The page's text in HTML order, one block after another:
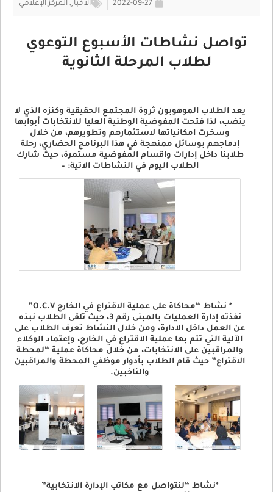
2022-09-27 الأخبار, المركز الإعلامي
تواصل نشاطات الأسبوع التوعوي
لطلاب المرحلة الثانوية
يعد الطلاب الموهوبون ثروة المجتمع الحقيقية وكنزه الذي لا
ينضب، لذا فتحت المفوضية الوطنية العليا للانتخابات أبوابها
وسخرت امكانياتها لاستثمارهم وتطويرهم، من خلال
إدماجهم بوسائل ممنهجة في هذا البرنامج الحضاري، رحلة
طلابنا داخل إدارات واقسام المفوضية مستمرة، حيث شارك
الطلاب اليوم في النشاطات الاتية: –
* نشاط “محاكاة على عملية الاقتراع في الخارج O.C.V”
نفذته إدارة العمليات بالمبنى رقم 3، حيث تلقى الطلاب نبذه
عن العمل داخل الادارة، ومن خلال النشاط تعرف الطلاب على
الآلية التي تتم بها عملية الاقتراع في الخارج، وإعتماد الوكلاء
والمراقبين على الانتخابات، من خلال محاكاة عملية “لمحطة
الاقتراع” حيث قام الطلاب بأدوار موظفي المحطة والمراقبين
والناخبين.
*نشاط “لنتواصل مع مكاتب الإدارة الانتخابية”